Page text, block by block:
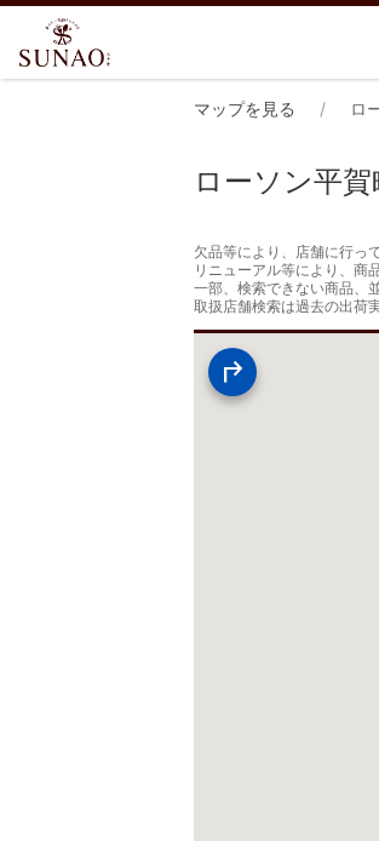
マップを見る ロ
ローソン平賀
欠品等により、店舗に行っ
リニューアル等により、商
一部、検索できない商品、
取扱店舗検索は過去の出荷